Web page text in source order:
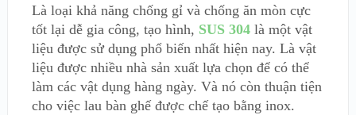
Là loại khả năng chống gỉ và chống ăn mòn cực
tốt lại dễ gia công, tạo hình, SUS 304là một vật
liệu được sử dụng phổ biến nhất hiện nay. Là vật
liệu được nhiều nhà sản xuất lựa chọn để có thể
làm các vật dụng hàng ngày. Và nó còn thuận tiện
cho việc lau bàn ghế được chế tạo bằng inox.